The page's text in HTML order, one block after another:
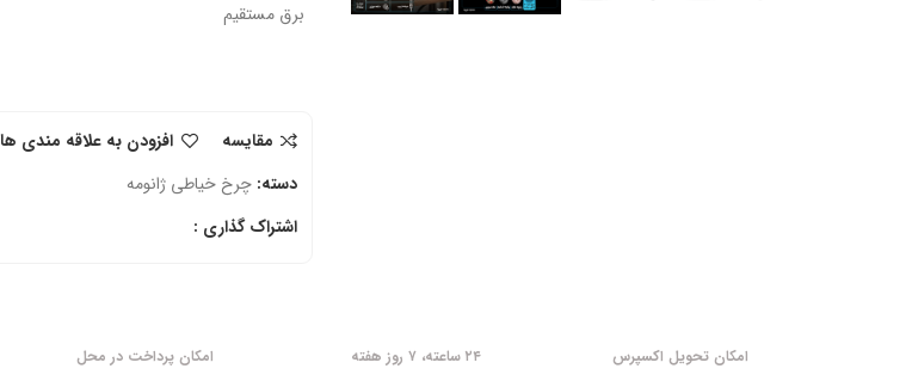
برق مستقیم
مقایسه
افزودن به علاقه مندی ها
دسته: چرخ خیاطی ژانومه
اشتراک گذاری :
امکان تحویل اکسپرس ۲۴ ساعته، ۷ روز هفته امکان پرداخت در محل